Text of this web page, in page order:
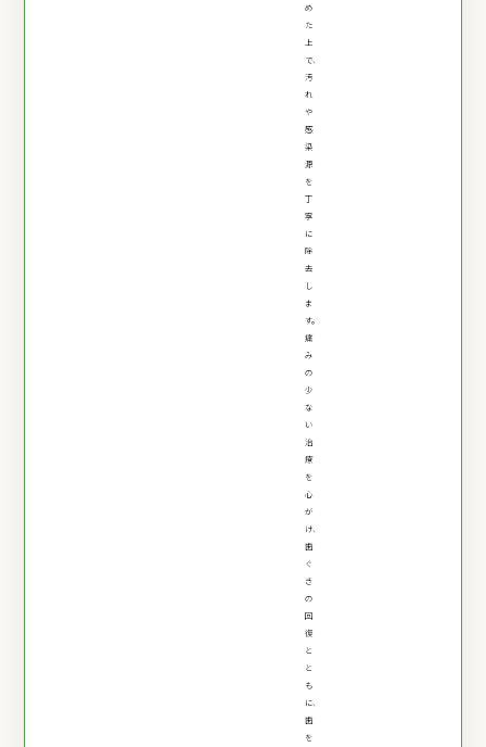
め
た
上
で、
汚
れ
や
感
染
源
を
丁
寧
に
除
去
し
ま
す。
痛
み
の
少
な
い
治
療
を
心
が
け、
歯
ぐ
き
の
回
復
と
と
も
に、
歯
を